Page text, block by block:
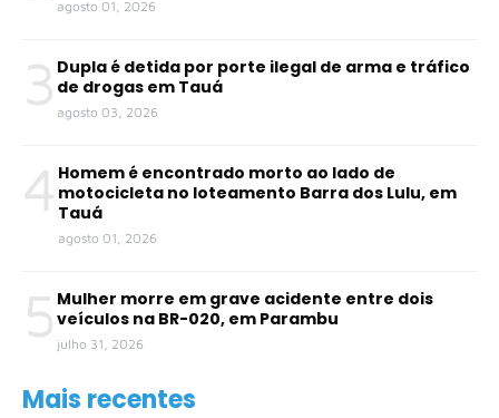
agosto 01, 2026
3 Dupla é detida por porte ilegal de arma e tráfico
de drogas em Tauá
agosto 03, 2026
4 Homem é encontrado morto ao lado de
motocicleta no loteamento Barra dos Lulu, em
Tauá
agosto 01, 2026
5 Mulher morre em grave acidente entre dois
veículos na BR-020, em Parambu
julho 31, 2026
Mais recentes